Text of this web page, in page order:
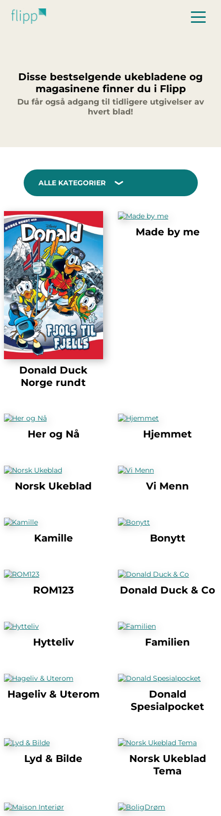
Disse bestselgende ukebladene og
magasinene finner du i Flipp
Du får også adgang til tidligere utgivelser av
hvert blad!
ALLE KATEGORIER
Donald Duck
Norge rundt
Made by me
Her og Nå Hjemmet
Norsk Ukeblad Vi Menn
Kamille Bonytt
ROM123 Donald Duck & Co
Hytteliv Familien
Hageliv & Uterom
Donald
Spesialpocket
Lyd & Bilde
Norsk Ukeblad
Tema